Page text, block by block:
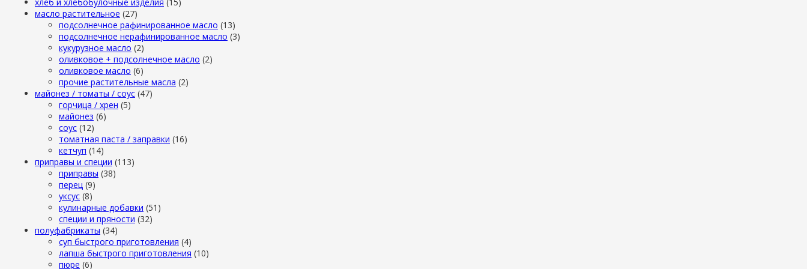
масло растительное (27)
подсолнечное рафинированное масло (13)
подсолнечное нерафинированное масло (3)
кукурузное масло (2)
оливковое + подсолнечное масло (2)
оливковое масло (6)
прочие растительные масла (2)
майонез / томаты / соус (47)
горчица / хрен (5)
майонез (6)
соус (12)
томатная паста / заправки (16)
кетчуп (14)
приправы и специи (113)
приправы (38)
перец (9)
уксус (8)
кулинарные добавки (51)
специи и пряности (32)
полуфабрикаты (34)
суп быстрого приготовления (4)
лапша быстрого приготовления (10)
пюре (6)